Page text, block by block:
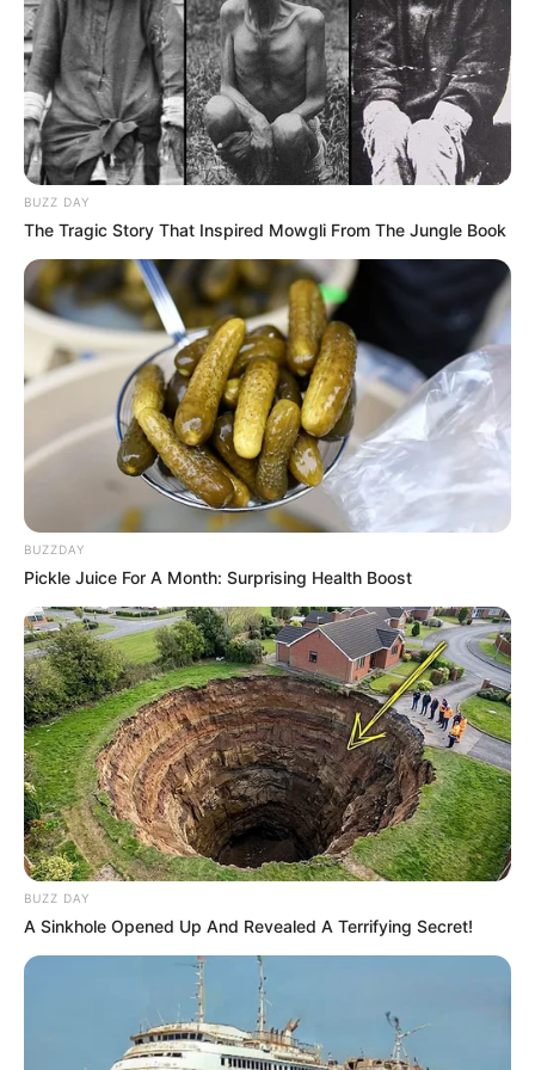
BUZZ DAY
The Tragic Story That Inspired Mowgli From The Jungle Book
BUZZDAY
Pickle Juice For A Month: Surprising Health Boost
BUZZ DAY
A Sinkhole Opened Up And Revealed A Terrifying Secret!